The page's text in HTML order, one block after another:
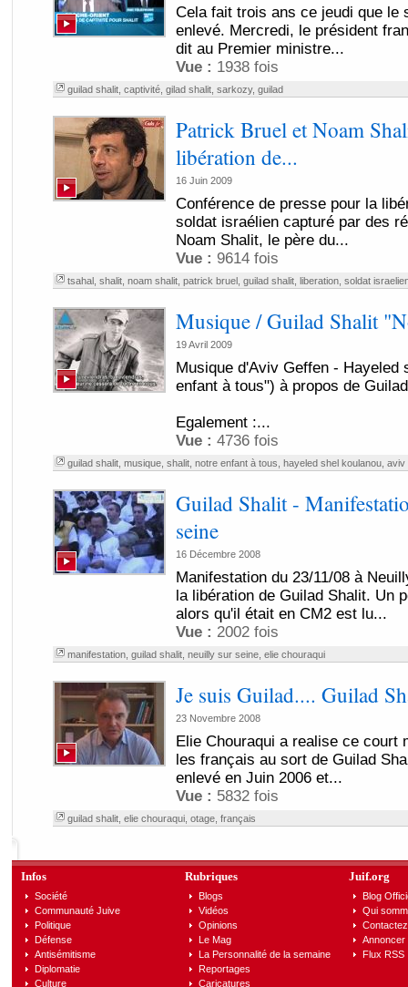
Cela fait trois ans ce jeudi que le
enlevé. Mercredi, le président
dit au Premier ministre...
Vue : 1938 fois
guilad shalit, captivité, gilad shalit, sarkozy, guilad
Patrick Bruel et Noam
libération de...
16 Juin 2009
Conférence de presse pour la
soldat israélien capturé par des
Noam Shalit, le père du...
Vue : 9614 fois
tsahal, shalit, noam shalit, patrick bruel, guilad shalit, liberation, soldat
Musique / Guilad Shalit
19 Avril 2009
Musique d'Aviv Geffen - Hayeled
enfant à tous") à propos de
Egalement :...
Vue : 4736 fois
guilad shalit, musique, shalit, notre enfant à tous hayeled shel koulanou, aviv
Guilad Shalit -
seine
16 Décembre 2008
Manifestation du 23/11/08 à
la libération de Guilad Shalit. Un
alors qu'il était en CM2 est lu...
Vue : 2002 fois
manifestation, guilad shalit, neuilly sur seine, elie chouraqui
Je suis Guilad.... Guilad
23 Novembre 2008
Elie Chouraqui a realise ce court
les français au sort de Guilad
enlevé en Juin 2006 et...
Vue : 5832 fois
guilad shalit, elie chouraqui, otage, français
Infos
Société
Communauté Juive
Politique
Défense
Antisémitisme
Diplomatie
Culture
Rubriques
Blogs
Vidéos
Opinions
Le Mag
La Personnalité de la semaine
Reportages
Caricatures
Juif.org
Blog
Qui
Annoncer
Flux RSS